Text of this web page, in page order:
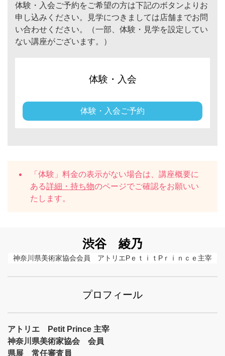
体験・入会ご予約をご希望の方は下記のボタンよりお
申し込みください。見学につきましては店舗までお問
い合わせください。（一部、体験・見学を設定してい
ない講座がございます。）
体験・入会
体験・入会ご予約
「体験」料金の表示がない場合は、講座概要に
ある詳細・持ち物のページでご確認をお願いい
たします。
渋谷 綾乃
神奈川県美術家協会会員　アトリエPｅｔｉｔPｒｉｎｃｅ主宰
プロフィール
アトリエ Petit Prince 主宰
神奈川県美術家協会 会員
県展 常任審査員